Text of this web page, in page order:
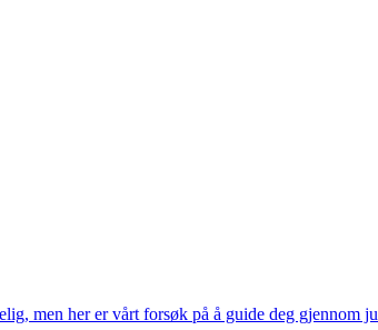
men her er vårt forsøk på å guide deg gjennom